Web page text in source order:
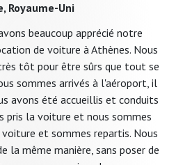
Royaume-Uni
beaucoup apprécié notre
de voiture à Athènes. Nous
tôt pour être sûrs que tout se
sommes arrivés à l'aéroport, il
avons été accueillis et conduits
pris la voiture et nous sommes
et sommes repartis. Nous
la même manière, sans poser de